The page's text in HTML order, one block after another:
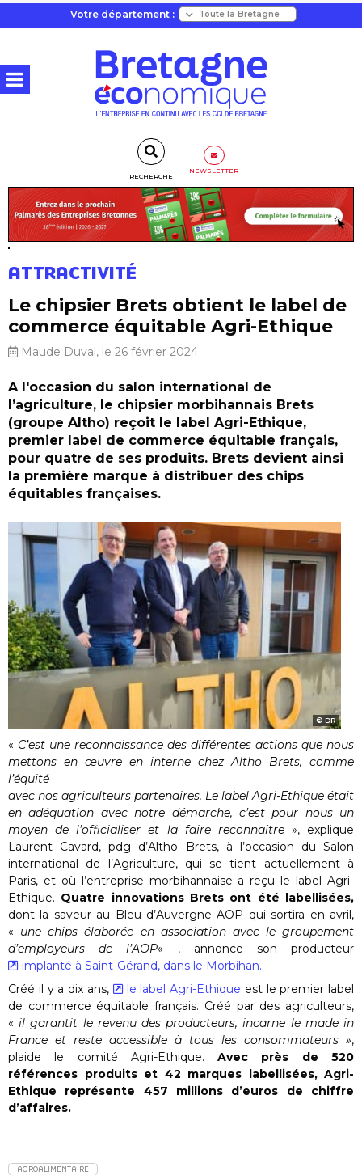
Votre département :
RECHERCHE
NEWSLETTER
ATTRACTIVITÉ
Le chipsier Brets obtient le label de
commerce équitable Agri-Ethique
Maude Duval, le 26 février 2024
A l'occasion du salon international de
l’agriculture, le chipsier morbihannais Brets
(groupe Altho) reçoit le label Agri-Ethique,
premier label de commerce équitable français,
pour quatre de ses produits. Brets devient ainsi
la première marque à distribuer des chips
équitables françaises.
DR
« C’est une reconnaissance des différentes actions que nous
mettons en œuvre en interne chez Altho Brets, comme
l’équité
avec nos agriculteurs partenaires. Le label Agri-Ethique était
en adéquation avec notre démarche, c’est pour nous un
moyen de l’officialiser et la faire reconnaître», explique
Laurent Cavard, pdg d’Altho Brets, à l’occasion du Salon
international de l’Agriculture, qui se tient actuellement à
Paris, et où l’entreprise morbihannaise a reçu le label Agri-
Ethique. Quatre innovations Brets ont été labellisées,
dont la saveur au Bleu d’Auvergne AOP qui sortira en avril,
« une chips élaborée en association avec le groupement
d’employeurs de l’AOP« , annonce son producteur
implanté à Saint-Gérand, dans le Morbihan.
Créé il y a dix ans,
le label Agri-Ethique est le premier label
de commerce équitable français. Créé par des agriculteurs,
« il garantit le revenu des producteurs, incarne le made in
France et reste accessible à tous les consommateurs »,
plaide le comité Agri-Ethique.Avec près de 520
références produits et 42 marques labellisées, Agri-
Ethique représente 457 millions d’euros de chiffre
d’affaires.
AGROALIMENTAIRE